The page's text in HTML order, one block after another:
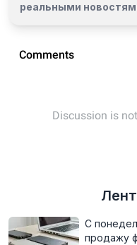
реальными
С
продажу